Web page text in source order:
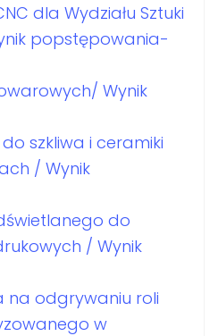
dla Wydziału Sztuki
popstępowania-
Wynik
szkliwa i ceramiki
/ Wynik
do
/ Wynik
na odgrywaniu roli
w